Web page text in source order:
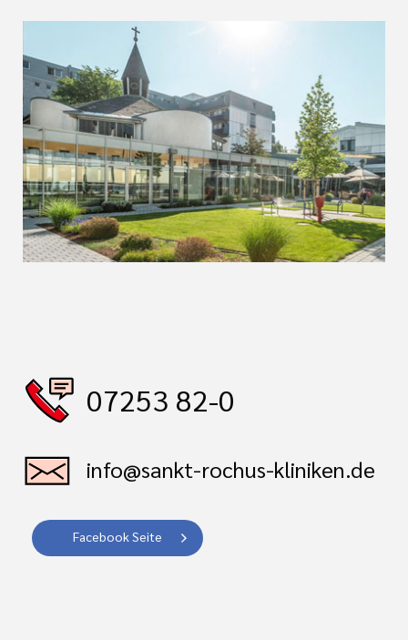
07253 82-0
info@sankt-rochus-kliniken.de
Facebook Seite